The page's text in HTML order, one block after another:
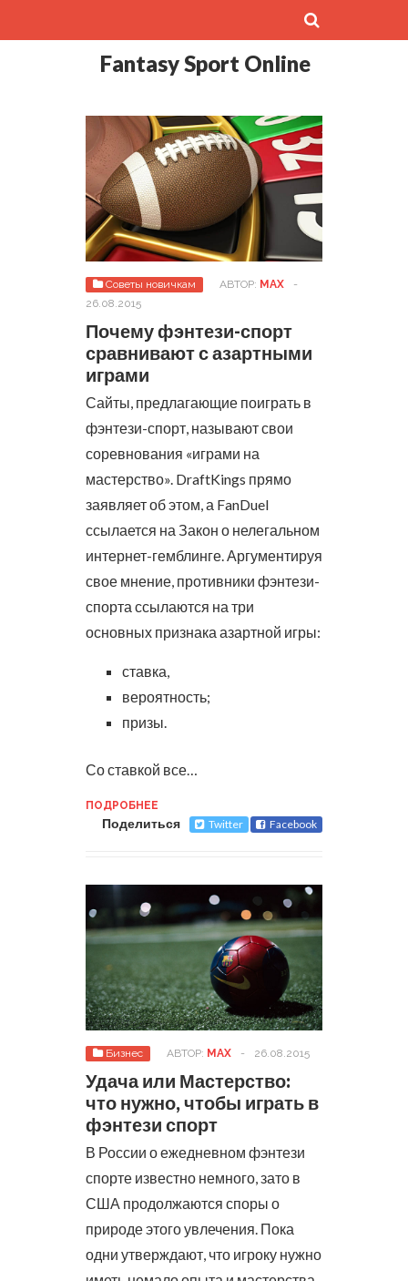
Fantasy Sport Online
Советы новичкам АВТОР: MAX
-
26.08.2015
Почему фэнтези-спорт
сравнивают с азартными
играми
Сайты, предлагающие поиграть в
фэнтези-спорт, называют свои
соревнования «играми на
мастерство». DraftKings прямо
заявляет об этом, а FanDuel
ссылается на Закон о нелегальном
интернет-гемблинге.Аргументируя
свое мнение, противники фэнтези-
спорта ссылаются на три
основных признака азартной игры:
ставка,
вероятность;
призы.
Со ставкой все…
ПОДРОБНЕЕ
Поделиться Twitter Facebook
Бизнес АВТОР: MAX - 26.08.2015
Удача или Мастерство:
что нужно, чтобы играть в
фэнтези спорт
В России о ежедневном фэнтези
спорте известно немного, зато в
США продолжаются споры о
природе этого увлечения. Пока
одни утверждают, что игроку нужно